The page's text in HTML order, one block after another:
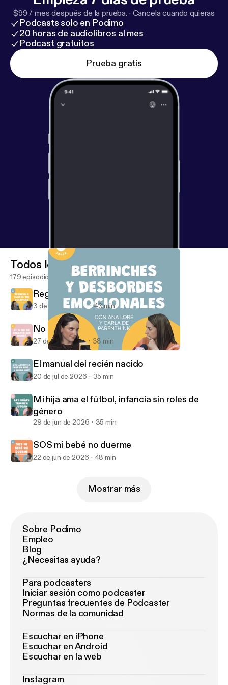
$99 / mes después de la prueba. · Cancela cuando quieras
Podcasts solo en Podimo
20 horas de audiolibros al mes
Podcast gratuitos
Prueba gratis
MAMÁS EN PAUSA
Todos los episodios
179 episodios
Regreso a clases sin colapsar
3 de ago de 2026 43 min
No romanticemos la maternidad
27 de jul de 2026 38 min
El manual del recién nacido
20 de jul de 2026 35 min
Mi hija ama el fútbol, infancia sin roles de
género
29 de jun de 2026 35 min
SOS mi bebé no duerme
22 de jun de 2026 48 min
Mostrar más
Sobre Podimo
Empleo
Blog
¿Necesitas ayuda?
Para podcasters
Iniciar sesión como podcaster
Preguntas frecuentes de Podcaster
Normas de la comunidad
Escuchar en iPhone
Escuchar en Android
Escuchar en la web
Instagram